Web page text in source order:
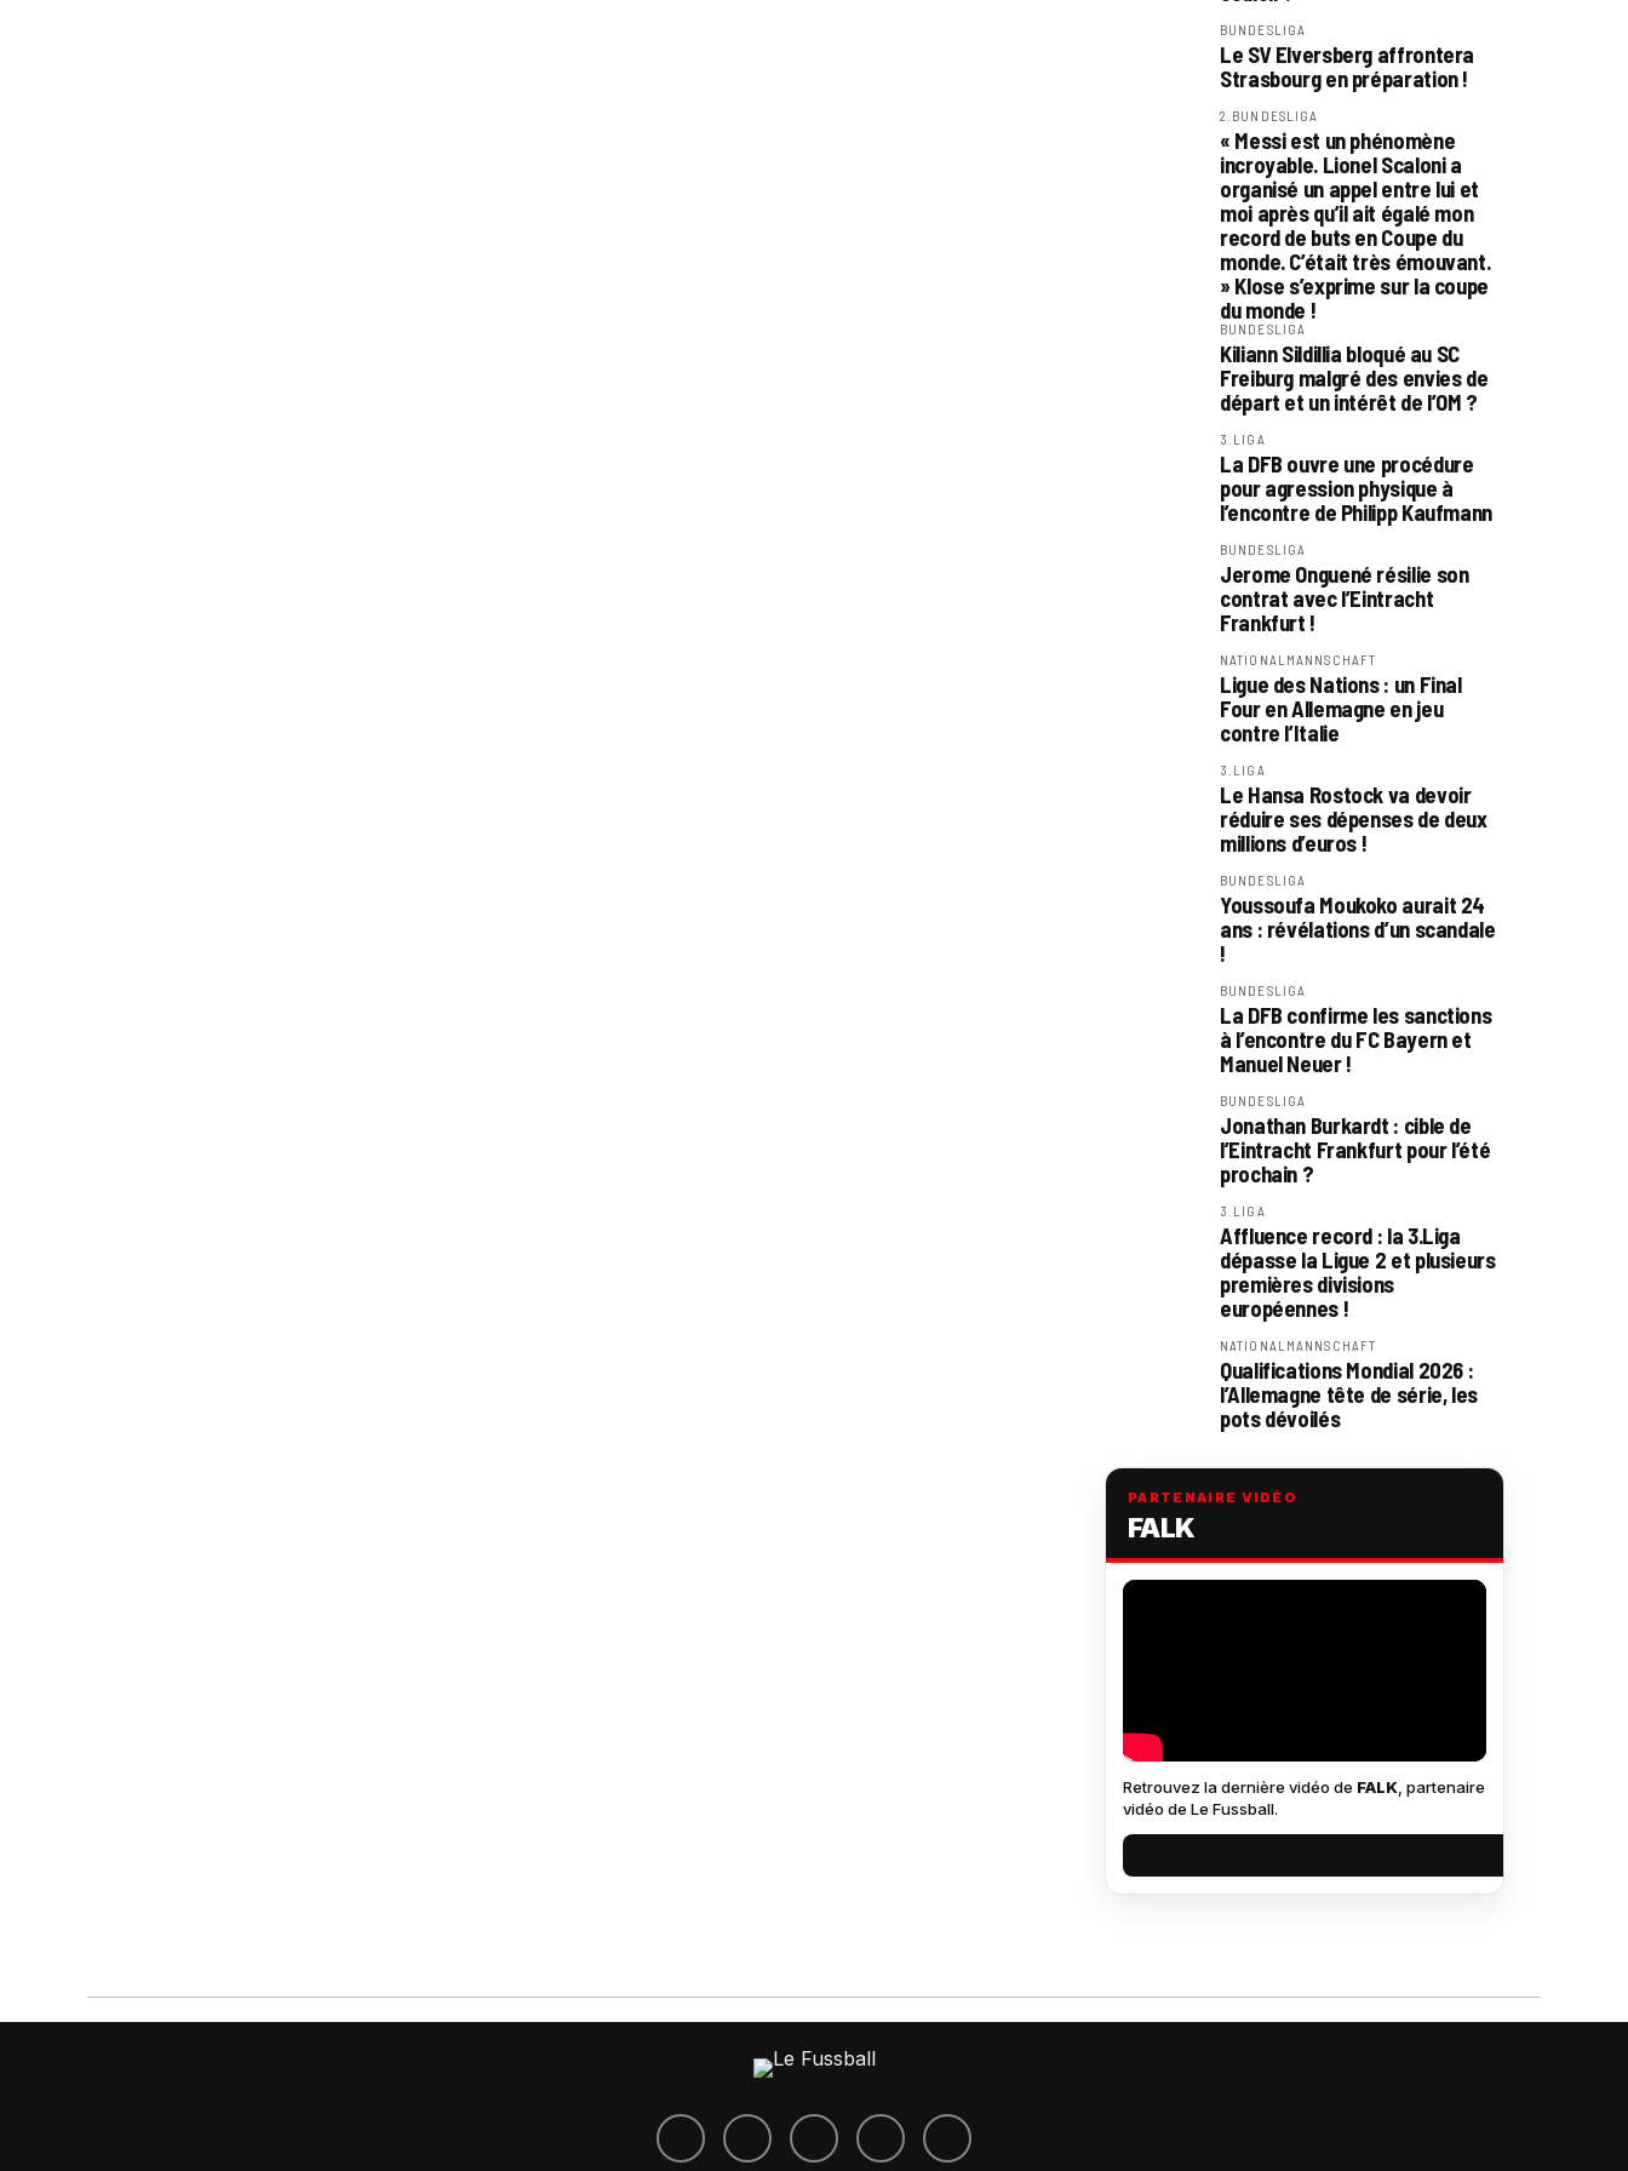
BUNDESLIGA
Le SV Elversberg affrontera
Strasbourg en préparation !
2.BUNDESLIGA
« Messi est un phénomène
incroyable. Lionel Scaloni a
organisé un appel entre lui et
moi après qu’il ait égalé mon
record de buts en Coupe du
monde. C’était très émouvant.
» Klose s’exprime sur la coupe
du monde !
BUNDESLIGA
Kiliann Sildillia bloqué au SC
Freiburg malgré des envies de
départ et un intérêt de l’OM ?
3.LIGA
La DFB ouvre une procédure
pour agression physique à
l’encontre de Philipp Kaufmann
BUNDESLIGA
Jerome Onguené résilie son
contrat avec l’Eintracht
Frankfurt !
NATIONALMANNSCHAFT
Ligue des Nations : un Final
Four en Allemagne en jeu
contre l’Italie
3.LIGA
Le Hansa Rostock va devoir
réduire ses dépenses de deux
millions d’euros !
BUNDESLIGA
Youssoufa Moukoko aurait 24
ans : révélations d’un scandale
!
BUNDESLIGA
La DFB confirme les sanctions
à l’encontre du FC Bayern et
Manuel Neuer !
BUNDESLIGA
Jonathan Burkardt : cible de
l’Eintracht Frankfurt pour l’été
prochain ?
3.LIGA
Affluence record : la 3.Liga
dépasse la Ligue 2 et plusieurs
premières divisions
européennes !
NATIONALMANNSCHAFT
Qualifications Mondial 2026 :
l’Allemagne tête de série, les
pots dévoilés
PARTENAIRE VIDÉO
FALK
Retrouvez la dernière vidéo de FALK , partenaire
vidéo de Le Fussball.